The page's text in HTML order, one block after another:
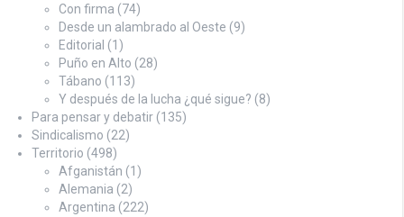
Con firma (74)
Desde un alambrado al Oeste (9)
Editorial (1)
Puño en Alto (28)
Tábano (113)
Y después de la lucha ¿qué sigue? (8)
Para pensar y debatir (135)
Sindicalismo (22)
Territorio (498)
Afganistán (1)
Alemania (2)
Argentina (222)